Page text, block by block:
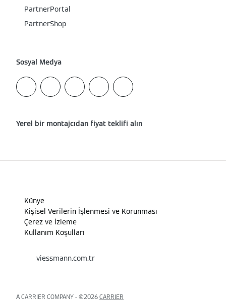
PartnerPortal
PartnerShop
Sosyal Medya
Yerel bir montajcıdan fiyat teklifi alın
Künye
Kişisel Verilerin İşlenmesi ve Korunması
Çerez ve İzleme
Kullanım Koşulları
viessmann.com.tr
A CARRIER COMPANY - ©️2026 CARRIER